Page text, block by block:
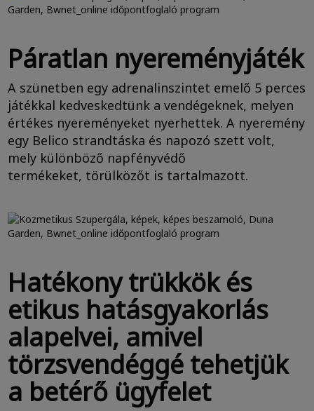
Páratlan nyereményjáték
A szünetben egy adrenalinszintet emelő 5 perces
játékkal kedveskedtünk a vendégeknek, melyen
értékes nyereményeket nyerhettek. A nyeremény
egy Belico strandtáska és napozó szett volt,
mely különböző napfényvédő
termékeket, törülközőt is tartalmazott.
Hatékony trükkök és
etikus hatásgyakorlás
alapelvei, amivel
törzsvendéggé tehetjük
a betérő ügyfelet